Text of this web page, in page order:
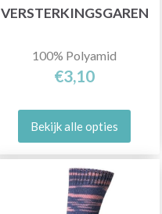
VERSTERKINGSGAREN
100% Polyamid
€3,10
Bekijk alle opties